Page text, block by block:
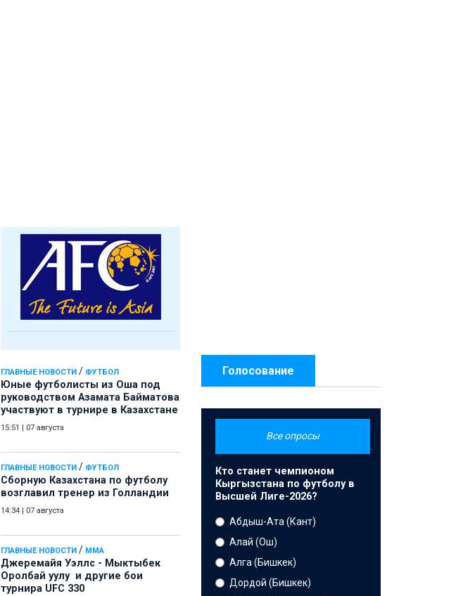
ГЛАВНЫЕ НОВОСТИ / ФУТБОЛ
Юные футболисты из Оша под
руководством Азамата Байматова
участвуют в турнире в Казахстане
15:51 07 августа
ГЛАВНЫЕ НОВОСТИ / ФУТБОЛ
Сборную Казахстана по футболу
возглавил тренер из Голландии
14:34 07 августа
ГЛАВНЫЕ НОВОСТИ / ММА
Джеремайя Уэллс - Мыктыбек
Оролбай уулу и другие бои
турнира UFC 330
Голосование
Все опросы
Кто станет чемпионом
Кыргызстана по футболу в
Высшей Лиге-2026?
Абдыш-Ата (Кант)
Алай (Ош)
Алга (Бишкек)
Дордой (Бишкек)